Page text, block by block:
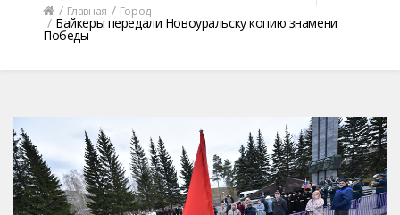
Главная Город
Байкеры передали Новоуральску копию знамени
Победы